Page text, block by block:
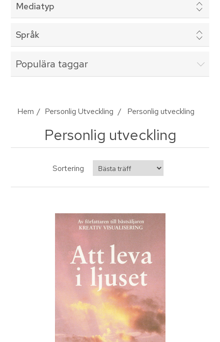
Mediatyp
Språk
Populära taggar
Hem / Personlig Utveckling / Personlig utveckling
Personlig utveckling
Sortering